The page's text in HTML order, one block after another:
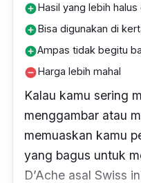
add_circleHasil yang lebih
add_circleBisa digunakan di
add_circleAmpas tidak begitu
remove_circleHarga lebih mahal
Kalau kamu sering
menggambar atau
memuaskan kamu
yang bagus untuk
D’Ache asal Swiss